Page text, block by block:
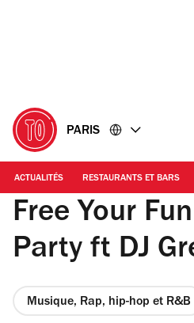
PARIS
ACTUALITÉS RESTAURANTS ET BARS
Free Your
Party ft DJ
Musique, Rap, hip-hop et R&B